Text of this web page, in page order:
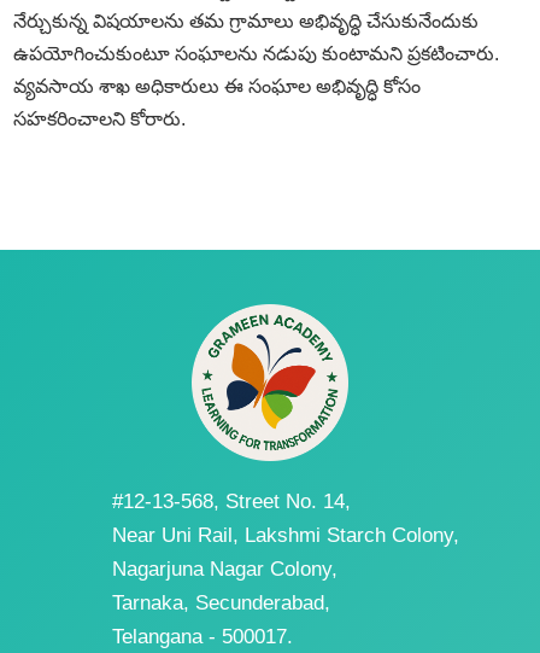
నేర్చుకున్న విషయాలను తమ గ్రామాలు అభివృద్ధి చేసుకునేందుకు
ఉపయోగించుకుంటూ సంఘాలను నడుపు కుంటామని ప్రకటించారు.
వ్యవసాయ శాఖ అధికారులు ఈ సంఘాల అభివృద్ధి కోసం
సహకరించాలని కోరారు.
#12-13-568, Street No. 14,
Near Uni Rail, Lakshmi Starch Colony,
Nagarjuna Nagar Colony,
Tarnaka, Secunderabad,
Telangana - 500017.